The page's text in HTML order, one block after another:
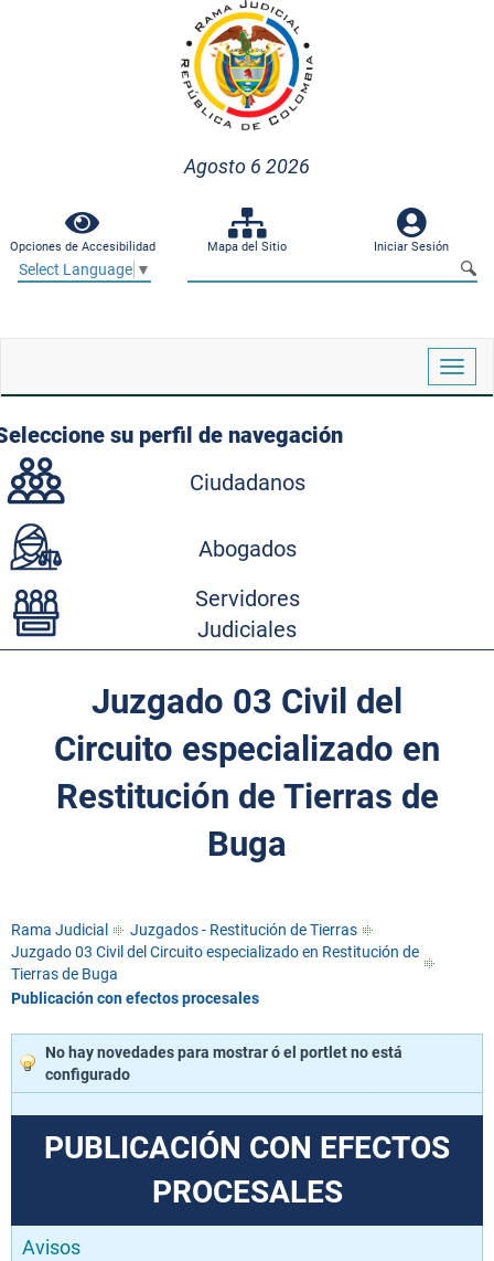
Agosto 6 2026
Opciones de Accesibilidad Mapa del Sitio Iniciar Sesión
Select Language ▼
su perfil de navegación
Ciudadanos
Abogados
Servidores
Judiciales
Juzgado 03 Civil del
Circuito especializado en
Restitución de Tierras de
Buga
Rama Judicial
Juzgados - Restitución de Tierras
Juzgado 03 Civil del Circuito especializado en Restitución de
Tierras de Buga
Publicación con efectos procesales
No hay novedades para mostrar ó el portlet no está
configurado
PUBLICACIÓN CON EFECTOS
PROCESALES
Avisos